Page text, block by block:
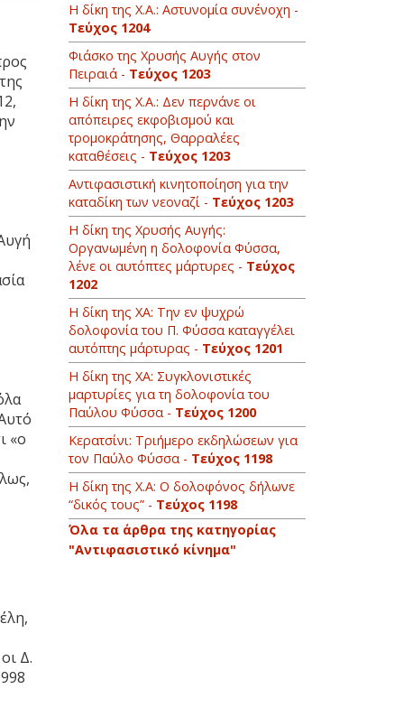
«ο
Δ.
Η δίκη της Χ.Α.: Αστυνομία συνένοχη -
Τεύχος 1204
Φιάσκο της Χρυσής Αυγής στον
Πειραιά - Τεύχος 1203
H δίκη της Χ.Α.: Δεν περνάνε οι
απόπειρες εκφοβισμού και
τρομοκράτησης, Θαρραλέες
καταθέσεις - Τεύχος 1203
Αντιφασιστική κινητοποίηση για την
καταδίκη των νεοναζί - Τεύχος 1203
Η δίκη της Χρυσής Αυγής:
Οργανωμένη η δολοφονία Φύσσα,
λένε οι αυτόπτες μάρτυρες - Τεύχος
1202
Η δίκη της ΧΑ: Την εν ψυχρώ
δολοφονία του Π. Φύσσα καταγγέλει
αυτόπτης μάρτυρας - Τεύχος 1201
Η δίκη της ΧΑ: Συγκλονιστικές
μαρτυρίες για τη δολοφονία του
Παύλου Φύσσα - Τεύχος 1200
Κερατσίνι: Τριήμερο εκδηλώσεων για
τον Παύλο Φύσσα - Τεύχος 1198
Η δίκη της Χ.Α: Ο δολοφόνος δήλωνε
“δικός τους” - Τεύχος 1198
Όλα τα άρθρα της κατηγορίας
"Αντιφασιστικό κίνημα"